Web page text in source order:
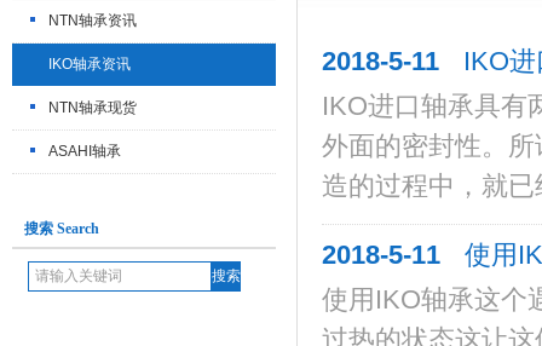
NTN轴承资讯
IKO轴承资讯
NTN轴承现货
ASAHI轴承
搜索 Search
2018-5-11
IKO
IKO进口轴承具有
外面的密封性。
造的过程中，就
2018-5-11
使用
使用IKO轴承这个
过热的状态这让